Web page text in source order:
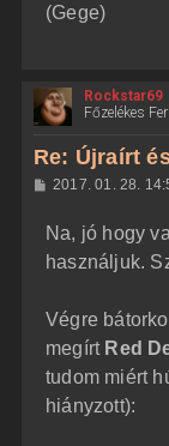
(Gege)
Rockstar69
Főzelékes Feri
Re: Újraírt
H
z
á
s
l
s
2017. 01. 28.
Na, jó hogy
használjuk.
Végre
megírt Red
tudom miért
hiányzott):